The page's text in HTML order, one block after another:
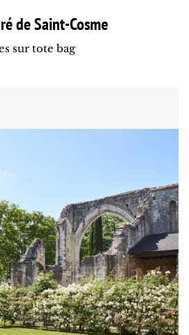
de Saint-Cosme
sur tote bag